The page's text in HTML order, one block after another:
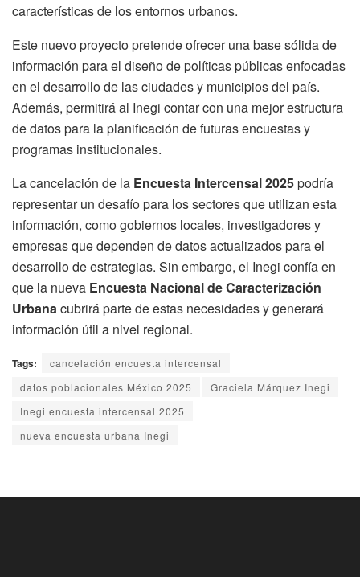
características de los entornos urbanos.
Este nuevo proyecto pretende ofrecer una base sólida de
información para el diseño de políticas públicas enfocadas
en el desarrollo de las ciudades y municipios del país.
Además, permitirá al Inegi contar con una mejor estructura
de datos para la planificación de futuras encuestas y
programas institucionales.
La cancelación de la Encuesta Intercensal 2025podría
representar un desafío para los sectores que utilizan esta
información, como gobiernos locales, investigadores y
empresas que dependen de datos actualizados para el
desarrollo de estrategias. Sin embargo, el Inegi confía en
que la nueva Encuesta Nacional de Caracterización
Urbana cubrirá parte de estas necesidades y generará
información útil a nivel regional.
Tags:
cancelación encuesta intercensal
datos poblacionales México 2025
Graciela Márquez Inegi
Inegi encuesta intercensal 2025
nueva encuesta urbana Inegi